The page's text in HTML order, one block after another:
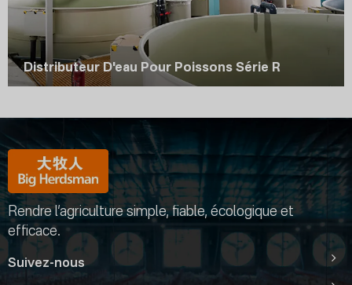
Distributeur D'eau Pour Poissons Série R
Rendre l’agriculture simple, fiable, écologique et
efficace.
Suivez-nous